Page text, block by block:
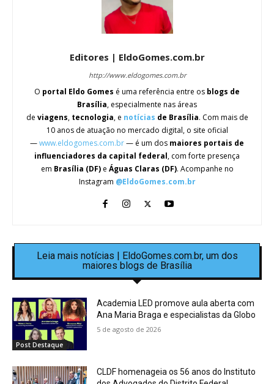
Editores | EldoGomes.com.br
http://www.eldogomes.com.br
O portal Eldo Gomes é uma referência entre os blogs de
Brasília, especialmente nas áreas
de viagens, tecnologia, e notícias de Brasília. Com mais de
10 anos de atuação no mercado digital, o site oficial
—www.eldogomes.com.br— é um dos maiores portais de
influenciadores da capital federal, com forte presença
em Brasília (DF)e Águas Claras (DF). Acompanhe no
Instagram @EldoGomes.com.br
Leia mais notícias | EldoGomes.com.br, um dos
maiores blogs de Brasília
Post Destaque
Academia LED promove aula aberta com
Ana Maria Braga e especialistas da Globo
5 de agosto de 2026
CLDF homenageia os 56 anos do Instituto